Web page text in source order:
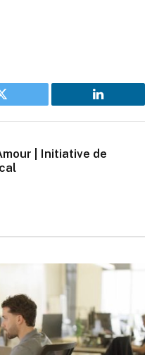
Twitter LinkedIn
| Initiative de